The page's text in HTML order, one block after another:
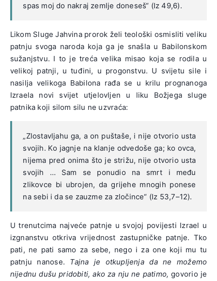
spas moj do nakraj zemlje doneseš“ (Iz 49,6).
Likom Sluge Jahvina prorok želi teološki osmisliti veliku
patnju svoga naroda koja ga je snašla u Babilonskom
sužanjstvu. I to je treća velika misao koja se rodila u
velikoj patnji, u tuđini, u progonstvu. U svijetu sile i
nasilja velikoga Babilona rađa se u krilu prognanoga
Izraela novi svijet utjelovljen u liku Božjega sluge
patnika koji silom silu ne uzvraća:
„Zlostavljahu ga, a on puštaše, i nije otvorio usta
svojih. Ko jagnje na klanje odvedoše ga; ko ovca,
nijema pred onima što je strižu, nije otvorio usta
svojih … Sam se ponudio na smrt i među
zlikovce bi ubrojen, da grijehe mnogih ponese
na sebi i da se zauzme za zločince“ (Iz 53,7–12).
U trenutcima najveće patnje u svojoj povijesti Izrael u
izgnanstvu otkriva vrijednost zastupničke patnje. Tko
pati, ne pati samo za sebe, nego i za one koji mu tu
patnju nanose. Tajna je otkupljenja da ne možemo
nijednu dušu pridobiti, ako za nju ne patimo, govorio je